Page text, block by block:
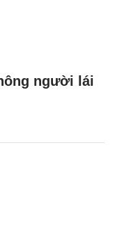
người lái